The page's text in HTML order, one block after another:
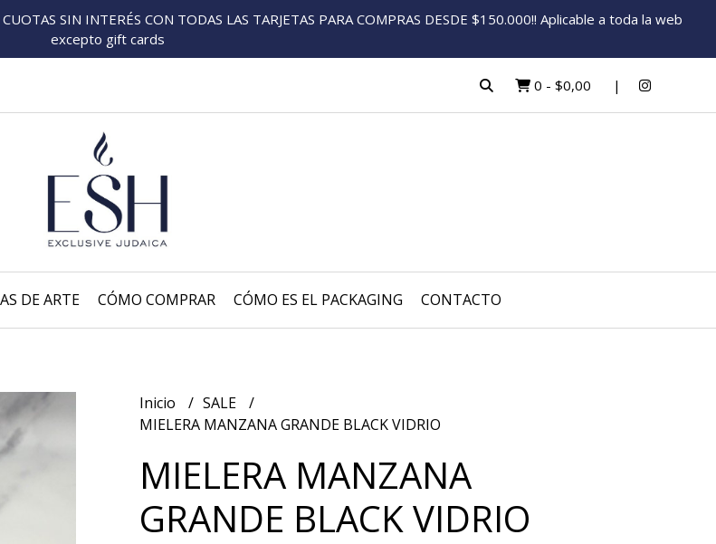
SIN INTERÉS CON TODAS LAS TARJETAS PARA COMPRAS DESDE $150.000!! Aplicable a toda la web
excepto gift cards
0 - $0,00
DE ARTE CÓMO COMPRAR CÓMO ES EL PACKAGING CONTACTO
Inicio
SALE
MIELERA MANZANA GRANDE BLACK VIDRIO
MIELERA MANZANA
GRANDE BLACK VIDRIO